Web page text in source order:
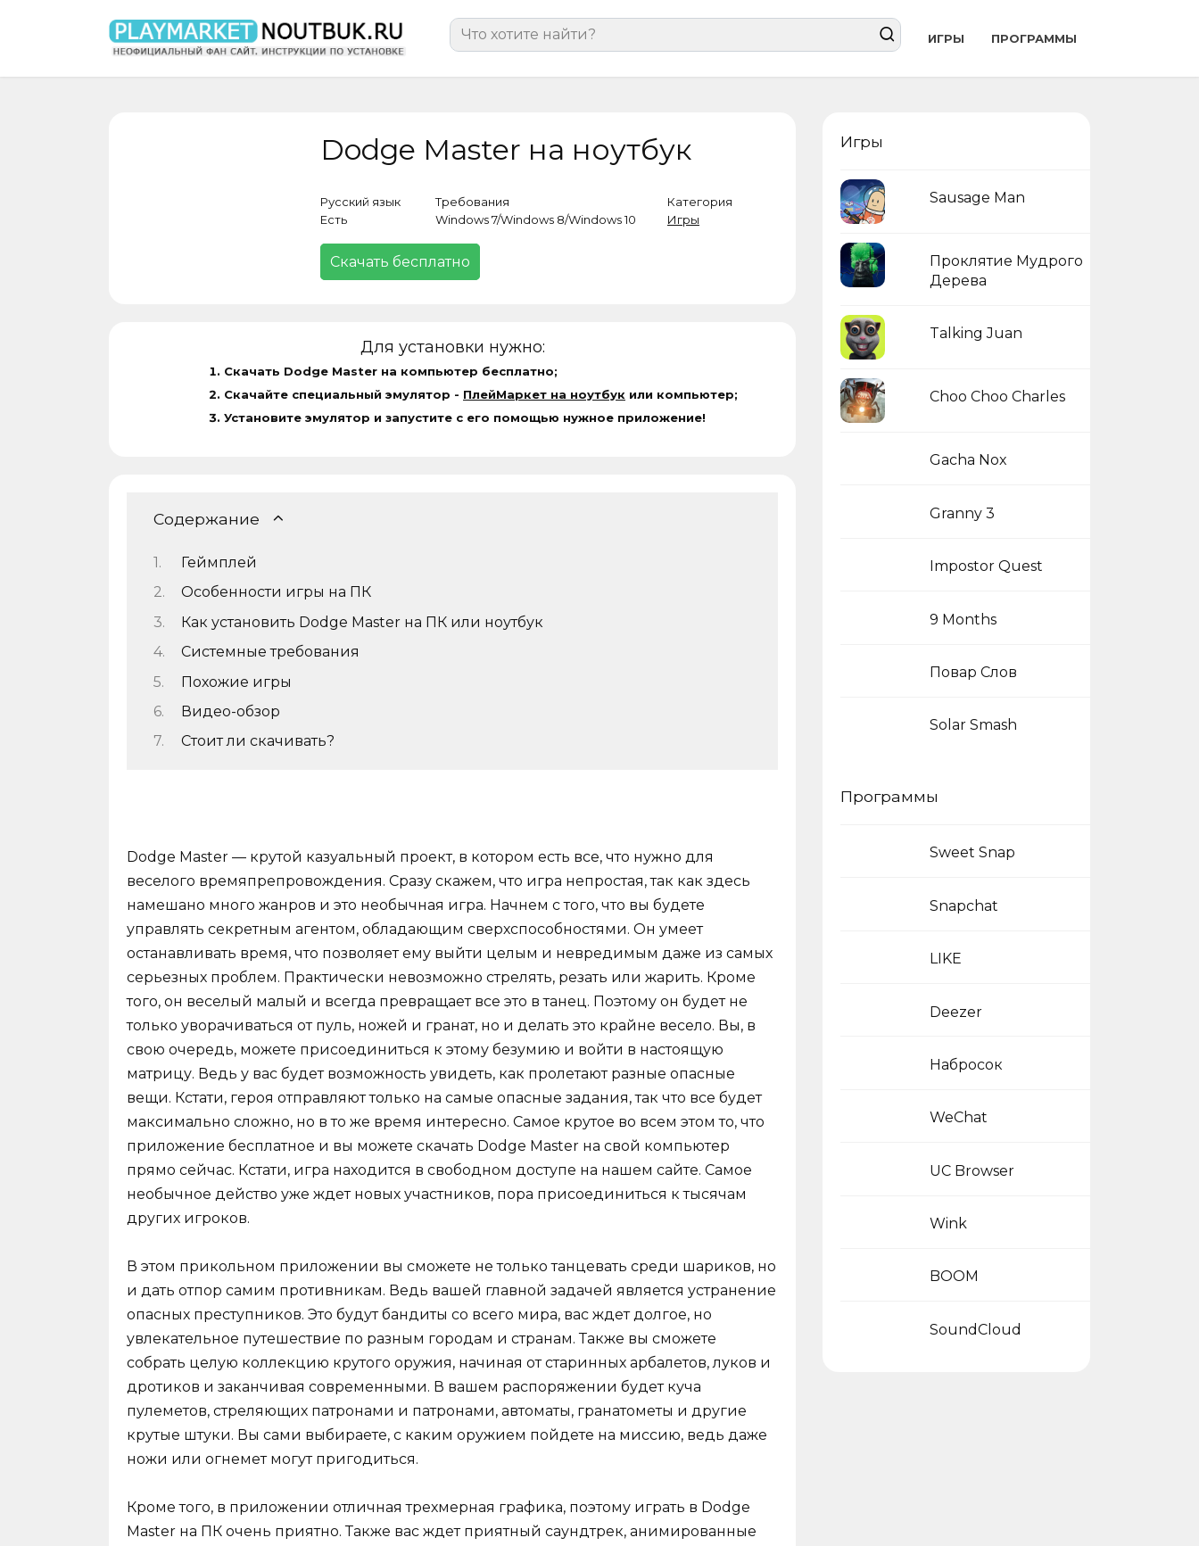
Search
for:
ИГРЫ ПРОГРАММЫ
Dodge Master на ноутбук
Русский язык
Есть
Требования
Windows 7/Windows 8/Windows 10
Категория
Игры
Скачать бесплатно
Для установки нужно:
Скачать Dodge Master на компьютер бесплатно;
Скачайте специальный эмулятор - ПлейМаркет на ноутбук или компьютер;
Установите эмулятор и запустите с его помощью нужное приложение!
Содержание
Геймплей
Особенности игры на ПК
Как установить Dodge Master на ПК или ноутбук
Системные требования
Похожие игры
Видео-обзор
Стоит ли скачивать?
Dodge Master — крутой казуальный проект, в котором есть все, что нужно для
веселого времяпрепровождения. Сразу скажем, что игра непростая, так как здесь
намешано много жанров и это необычная игра. Начнем с того, что вы будете
управлять секретным агентом, обладающим сверхспособностями. Он умеет
останавливать время, что позволяет ему выйти целым и невредимым даже из самых
серьезных проблем. Практически невозможно стрелять, резать или жарить. Кроме
того, он веселый малый и всегда превращает все это в танец. Поэтому он будет не
только уворачиваться от пуль, ножей и гранат, но и делать это крайне весело. Вы, в
свою очередь, можете присоединиться к этому безумию и войти в настоящую
матрицу. Ведь у вас будет возможность увидеть, как пролетают разные опасные
вещи. Кстати, героя отправляют только на самые опасные задания, так что все будет
максимально сложно, но в то же время интересно. Самое крутое во всем этом то, что
приложение бесплатное и вы можете скачать Dodge Master на свой компьютер
прямо сейчас. Кстати, игра находится в свободном доступе на нашем сайте. Самое
необычное действо уже ждет новых участников, пора присоединиться к тысячам
других игроков.
В этом прикольном приложении вы сможете не только танцевать среди шариков, но
и дать отпор самим противникам. Ведь вашей главной задачей является устранение
опасных преступников. Это будут бандиты со всего мира, вас ждет долгое, но
увлекательное путешествие по разным городам и странам. Также вы сможете
собрать целую коллекцию крутого оружия, начиная от старинных арбалетов, луков и
дротиков и заканчивая современными. В вашем распоряжении будет куча
пулеметов, стреляющих патронами и патронами, автоматы, гранатометы и другие
крутые штуки. Вы сами выбираете, с каким оружием пойдете на миссию, ведь даже
ножи или огнемет могут пригодиться.
Кроме того, в приложении отличная трехмерная графика, поэтому играть в Dodge
Master на ПК очень приятно. Также вас ждет приятный саундтрек, анимированные
Игры
Sausage Man
Проклятие Мудрого
Дерева
Talking Juan
Choo Choo Charles
Gacha Nox
Granny 3
Impostor Quest
9 Months
Повар Слов
Solar Smash
Программы
Sweet Snap
Snapchat
LIKE
Deezer
Набросок
WeChat
UC Browser
Wink
BOOM
SoundCloud